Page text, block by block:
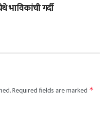
भाविकांची गर्दी
Required fields are marked *